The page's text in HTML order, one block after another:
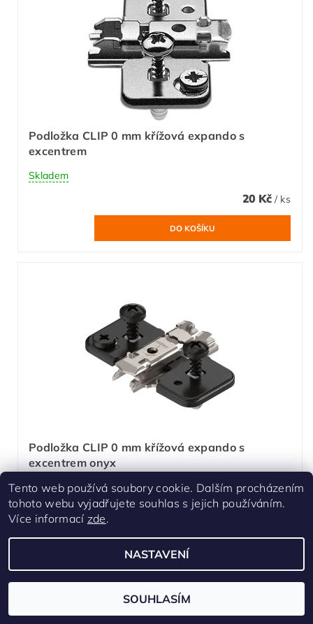
Podložka CLIP 0 mm křížová expando s
excentrem
Skladem
20 Kč / ks
Podložka CLIP 0 mm křížová expando s
excentrem onyx
Skladem
20 Kč/ ks
Tento web používá soubory cookie. Dalším procházením
tohoto webu vyjadřujete souhlas s jejich používáním.
Více informací zde.
NASTAVENÍ
SOUHLASÍM